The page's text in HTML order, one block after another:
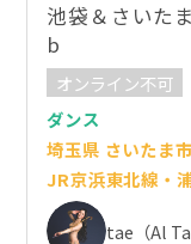
池袋＆さいた
b
オンライン不可
ダンス
埼玉県 さいたま市
JR京浜東北線・
tae（Al